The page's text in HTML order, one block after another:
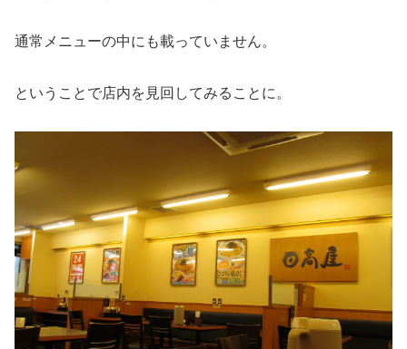
通常メニューの中にも載っていません。
ということで店内を見回してみることに。